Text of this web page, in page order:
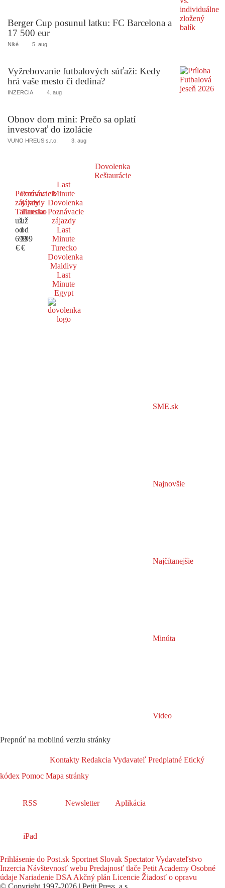
Berger Cup posunul latku: FC Barcelona a
17 500 eur
Niké 5. aug
Vyžrebovanie futbalových súťaží: Kedy
hrá vaše mesto či dedina?
INZERCIA 4. aug
Obnov dom mini: Prečo sa oplatí
investovať do izolácie
VUNO HREUS s.r.o. 3. aug
Dovolenka
Reštaurácie
Poznávacie
zájazdy
Taliansko
už
od
699
€
Poznávacie
zájazdy
Turecko
už
od
599
€
Last
Minute
Dovolenka
Poznávacie
zájazdy
Last
Minute
Turecko
Dovolenka
Maldivy
Last
Minute
Egypt
SME.sk
Najnovšie
Najčítanejšie
Minúta
Video
Prepnúť na mobilnú verziu stránky
Kontakty Redakcia Vydavateľ Predplatné Etický
kódex Pomoc Mapa stránky
RSS Newsletter Aplikácia
iPad
Prihlásenie do Post.sk Sportnet Slovak SpectatorVydavateľstvo
Inzercia Návštevnosť webu Predajnosť tlače Petit Academy Osobné
údaje Nariadenie DSA Akčný plán Licencie Žiadosť o opravu